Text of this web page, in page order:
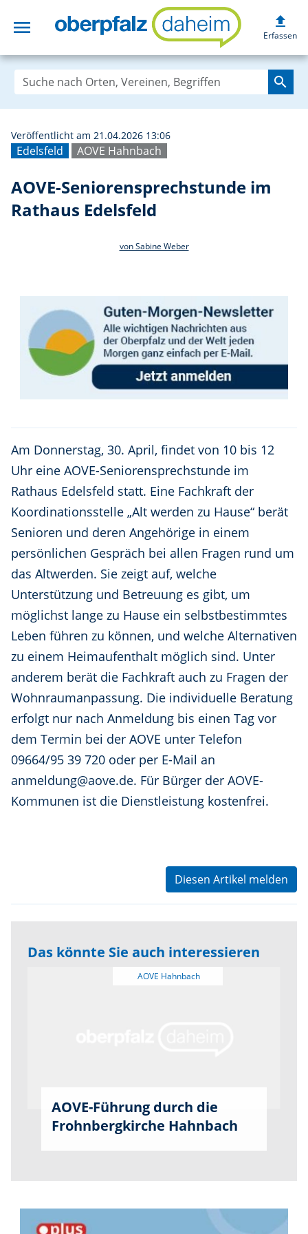
menu AOVE-
upload
Erfassen
search
Edelsfeld AOVE Hahnbach
Veröffentlicht am 21.04.2026 13:06
AOVE-Seniorensprechstunde im
Rathaus Edelsfeld
von Sabine Weber
Am Donnerstag, 30. April, findet von 10 bis 12
Uhr eine AOVE-Seniorensprechstunde im
Rathaus Edelsfeld statt. Eine Fachkraft der
Koordinationsstelle „Alt werden zu Hause“ berät
Senioren und deren Angehörige in einem
persönlichen Gespräch bei allen Fragen rund um
das Altwerden. Sie zeigt auf, welche
Unterstützung und Betreuung es gibt, um
möglichst lange zu Hause ein selbstbestimmtes
Leben führen zu können, und welche Alternativen
zu einem Heimaufenthalt möglich sind. Unter
anderem berät die Fachkraft auch zu Fragen der
Wohnraumanpassung. Die individuelle Beratung
erfolgt nur nach Anmeldung bis einen Tag vor
dem Termin bei der AOVE unter Telefon
09664/95 39 720 oder per E-Mail an
anmeldung@aove.de. Für Bürger der AOVE-
Kommunen ist die Dienstleistung kostenfrei.
Diesen Artikel melden
Das könnte Sie auch interessieren
AOVE-Führung durch die
Frohnbergkirche Hahnbach